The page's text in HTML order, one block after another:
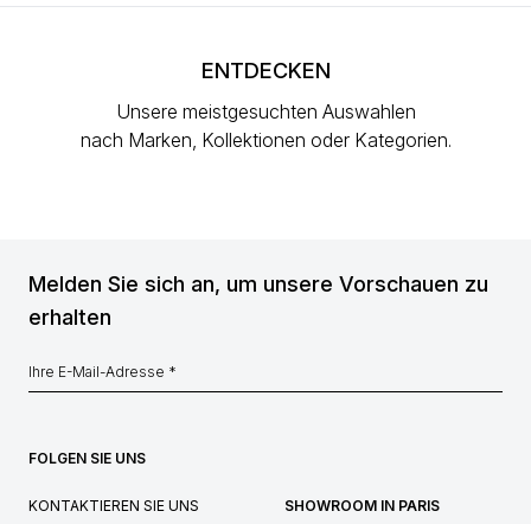
ENTDECKEN
Unsere meistgesuchten Auswahlen
nach Marken, Kollektionen oder Kategorien.
Melden Sie sich an, um unsere Vorschauen zu
erhalten
FOLGEN SIE UNS
KONTAKTIEREN SIE UNS
SHOWROOM IN PARIS